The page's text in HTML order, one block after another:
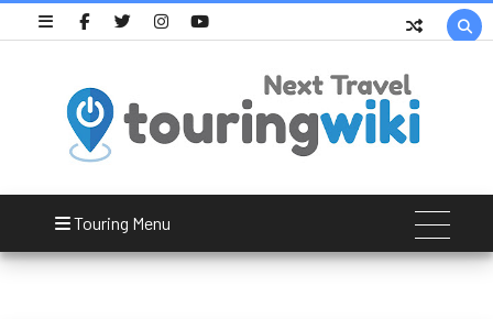

Touring Menu
초량밀면